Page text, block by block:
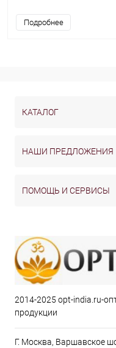
Подробнее
КАТАЛОГ
НАШИ ПРЕДЛОЖЕНИЯ
ПОМОЩЬ И СЕРВИСЫ
2014-2025 opt-india.ru-
продукции
Г. Москва, Варшавское